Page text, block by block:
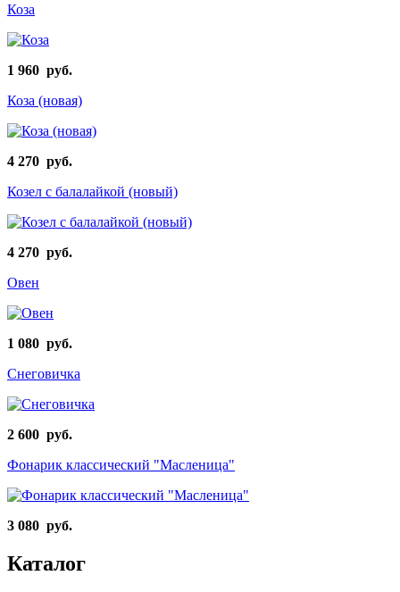
Коза
1 960 руб.
Коза (новая)
4 270 руб.
Козел с балалайкой (новый)
4 270 руб.
Овен
1 080 руб.
Снеговичка
2 600 руб.
Фонарик классический "Масленица"
3 080 руб.
Каталог